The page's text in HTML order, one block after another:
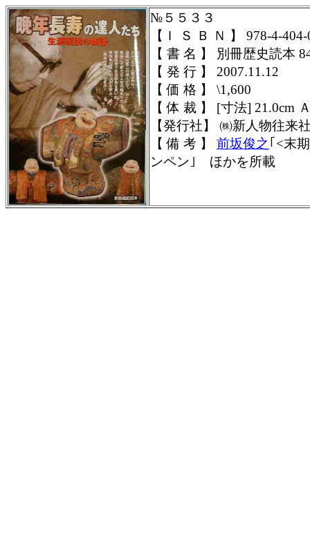
№５５３３
【Ｉ Ｓ Ｂ Ｎ 】 978-4-
【 書 名 】 別冊歴史読本
【 発 行 】 2007.11.12
【 価 格 】 \1,600
【 体 裁 】 [寸法] 21.0cm
【発行社】 ㈱新人物往来
【 備 考 】 前坂俊之 ｢<末
ンペン｣ ほかを所載